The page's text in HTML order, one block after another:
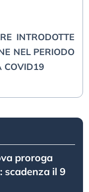
INTRODOTTE
NEL PERIODO
COVID19
proroga
scadenza il 9